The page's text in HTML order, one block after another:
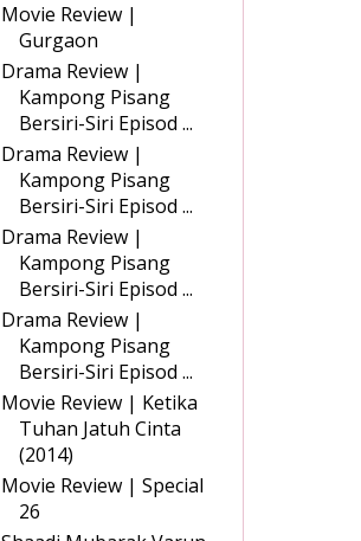
Movie Review |
Gurgaon
Drama Review |
Kampong Pisang
Bersiri-Siri Episod ...
Drama Review |
Kampong Pisang
Bersiri-Siri Episod ...
Drama Review |
Kampong Pisang
Bersiri-Siri Episod ...
Drama Review |
Kampong Pisang
Bersiri-Siri Episod ...
Movie Review | Ketika
Tuhan Jatuh Cinta
(2014)
Movie Review | Special
26